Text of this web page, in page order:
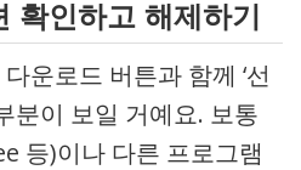
확인하고 해제하기
운로드 버튼과 함께 ‘선
분이 보일 거예요. 보통
등)이나 다른 프로그램